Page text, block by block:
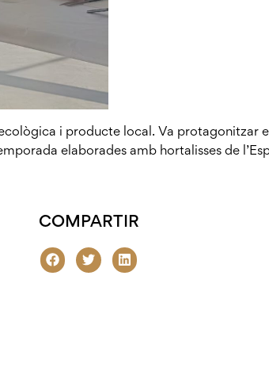
i producte local. Va protagonitzar
elaborades amb hortalisses de
COMPARTIR